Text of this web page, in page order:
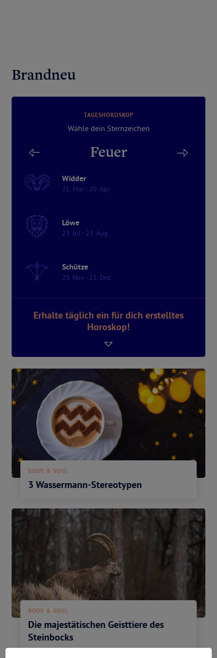
Brandneu
TAGESHOROSKOP
Wähle dein Sternzeichen
Feuer
Widder
21. Mär - 20. Apr
Löwe
23. Jul - 23. Aug
Schütze
23. Nov - 21. Dez
Erhalte täglich ein für dich erstelltes
Horoskop!
Anmelden
Tageshoroskop abbestellen
BODY & SOUL
3 Wassermann-Stereotypen
BODY & SOUL
Die majestätischen Geisttiere des
Steinbocks